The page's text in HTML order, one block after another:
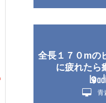
全長１７０mの
に疲れたら
青